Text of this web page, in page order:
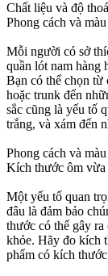
Chất liệu và độ
Phong cách và màu
Mỗi người có sở
quần lót nam hàng
Bạn có thể chọn từ
hoặc trunk đến
sắc cũng là yếu tố
trắng, và xám đến
Phong cách và
Kích thước ôm vừa
Một yếu tố quan
đâu là đảm bảo
thước có thể gây
khỏe. Hãy đo kích
phẩm có kích